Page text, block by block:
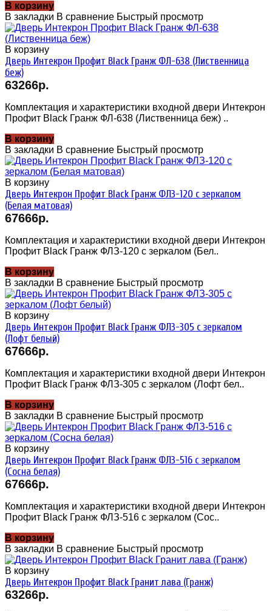
В корзину
В закладки В сравнение Быстрый просмотр
В корзину
Дверь Интекрон Профит Black Гранж ФЛ-638 (Лиственница
беж)
63266р.
Комплектация и характеристики входной двери Интекрон
Профит Black Гранж ФЛ-638 (Лиственница беж) ..
В корзину
В закладки В сравнение Быстрый просмотр
В корзину
Дверь Интекрон Профит Black Гранж ФЛЗ-120 с зеркалом
(Белая матовая)
67666р.
Комплектация и характеристики входной двери Интекрон
Профит Black Гранж ФЛЗ-120 с зеркалом (Бел..
В корзину
В закладки В сравнение Быстрый просмотр
В корзину
Дверь Интекрон Профит Black Гранж ФЛЗ-305 с зеркалом
(Лофт белый)
67666р.
Комплектация и характеристики входной двери Интекрон
Профит Black Гранж ФЛЗ-305 с зеркалом (Лофт бел..
В корзину
В закладки В сравнение Быстрый просмотр
В корзину
Дверь Интекрон Профит Black Гранж ФЛЗ-516 с зеркалом
(Сосна белая)
67666р.
Комплектация и характеристики входной двери Интекрон
Профит Black Гранж ФЛЗ-516 с зеркалом (Сос..
В корзину
В закладки В сравнение Быстрый просмотр
В корзину
Дверь Интекрон Профит Black Гранит лава (Гранж)
63266р.